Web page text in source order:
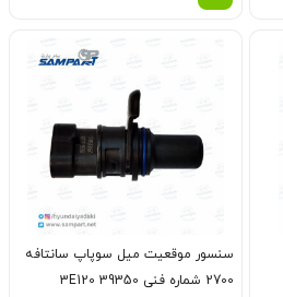
سنسور موقعیت میل سوپاپ سانتافه
2700 شماره فنی 39350 3E120